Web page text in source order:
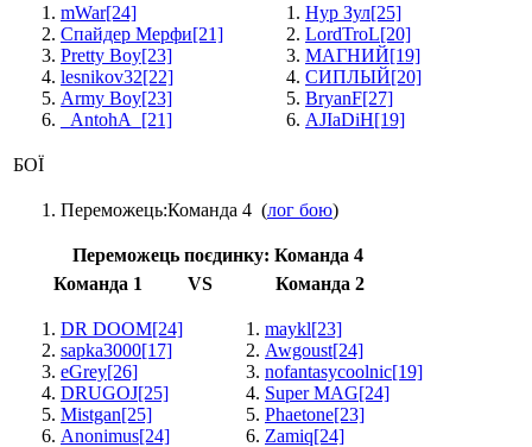
mWar[24]
Спайдер Мерфи[21]
Pretty Boy[23]
lesnikov32[22]
Army Boy[23]
_AntohA_ [21]
Нур Зул[25]
LordTroL[20]
МАГНИЙ[19]
СИПЛЫЙ[20]
BryanF[27]
AJIaDiH[19]
БОЇ
Переможець:Команда 4 (лог бою)
Переможець поєдинку: Команда 4
Команда 1
VS Команда 2
DR DOOM[24]
sapka3000[17]
eGrey[26]
DRUGOJ[25]
Mistgan[25]
Anonimus[24]
maykl[23]
Awgoust[24]
nofantasycoolnic[19]
Super MAG[24]
Phaetone[23]
Zamiq[24]